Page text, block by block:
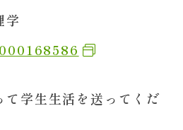
学
て学生生活を送ってくだ